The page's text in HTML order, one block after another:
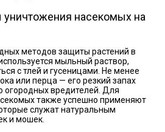
насекомых на
методов защиты растений в
мыльный раствор,
с тлей и гусеницами. Не менее
или перца — его резкий запах
огородных вредителей. Для
также успешно применяют
служат натуральным
и мошек.